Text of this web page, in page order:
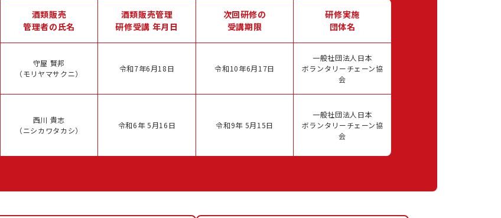
酒類販売
管理者の氏名
酒類販売管理
研修受講 年月日
次回研修の
受講期限
研修実施
団体名
守屋 賢邦
（モリヤマサクニ）
令和7年6月18日 令和10年6月17日
一般社団法人日本
ボランタリーチェーン協
会
西川 貴志
（ニシカワタカシ）
令和6年 5月16日 令和9年 5月15日
一般社団法人日本
ボランタリーチェーン協
会